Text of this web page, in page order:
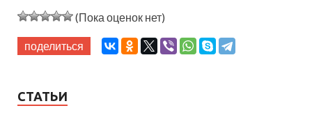
(Пока оценок нет)
поделиться
СТАТЬИ